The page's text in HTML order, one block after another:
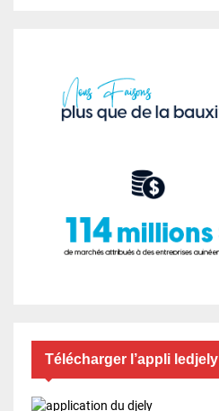
Télécharger l’appli ledjely